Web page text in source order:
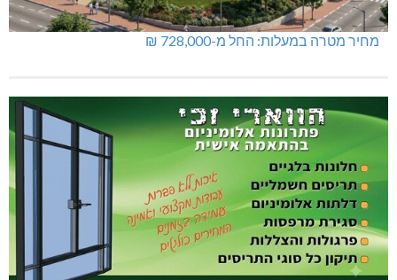
מחיר מטרה במעלות: החל מ-728,000 ₪